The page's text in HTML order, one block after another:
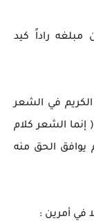
راداً كيد
في الشعر
إنما الشعر كلام
الحق منه
في أمرين :